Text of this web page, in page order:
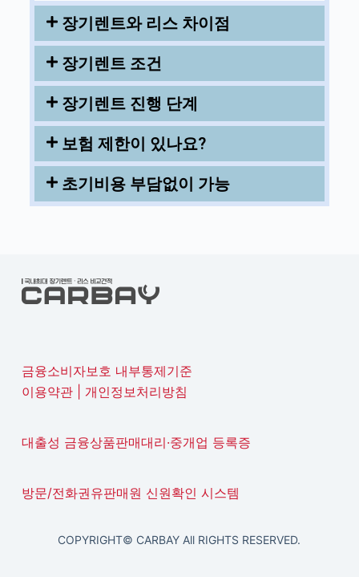
장기렌트와 리스 차이점
장기렌트 조건
장기렌트 진행 단계
보험 제한이 있나요?
초기비용 부담없이 가능
금융소비자보호 내부통제기준
이용약관| 개인정보처리방침
대출성 금융상품판매대리·중개업 등록증
방문/전화권유판매원 신원확인 시스템
COPYRIGHT© CARBAY All RIGHTS RESERVED.